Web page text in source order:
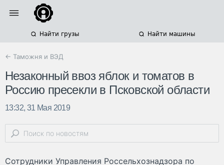
Найти грузы Найти машины
← Таможня и ВЭД
Незаконный ввоз яблок и томатов в
Россию пресекли в Псковской области
13:32, 31 Мая 2019
Сотрудники Управления Россельхознадзора по